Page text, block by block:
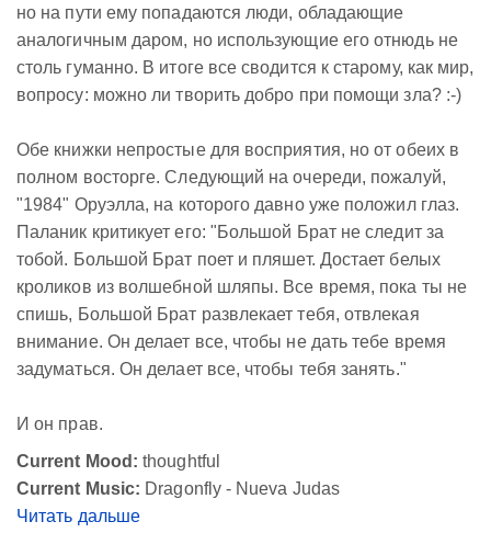
но на пути ему попадаются люди, обладающие
аналогичным даром, но использующие его отнюдь не
столь гуманно. В итоге все сводится к старому, как мир,
вопросу: можно ли творить добро при помощи зла? :-)
Обе книжки непростые для восприятия, но от обеих в
полном восторге. Следующий на очереди, пожалуй,
"1984" Оруэлла, на которого давно уже положил глаз.
Паланик критикует его: "Большой Брат не следит за
тобой. Большой Брат поет и пляшет. Достает белых
кроликов из волшебной шляпы. Все время, пока ты не
спишь, Большой Брат развлекает тебя, отвлекая
внимание. Он делает все, чтобы не дать тебе время
задуматься. Он делает все, чтобы тебя занять."
И он прав.
Current Mood: thoughtful
Current Music: Dragonfly - Nueva Judas
Читать дальше